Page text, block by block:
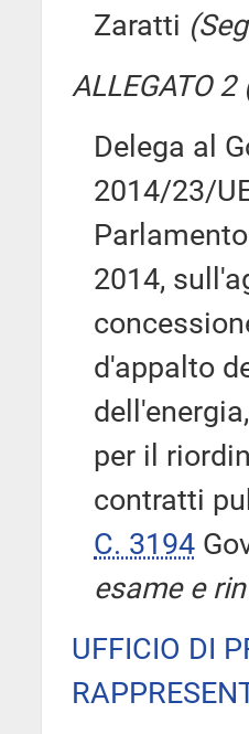
Zaratti
ALLEGATO
Delega al
2014/23/
2014,
d'appalto
per il
contratti
C. 3194
esame e
UFFICIO DI